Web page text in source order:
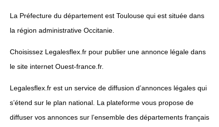
La Préfecture du département est Toulouse qui est située dans
la région administrative Occitanie.
Choisissez Legalesflex.fr pour publier une annonce légale dans
le site internet Ouest-france.fr.
Legalesflex.fr est un service de diffusion d’annonces légales qui
s’étend sur le plan national. La plateforme vous propose de
diffuser vos annonces sur l’ensemble des départements français